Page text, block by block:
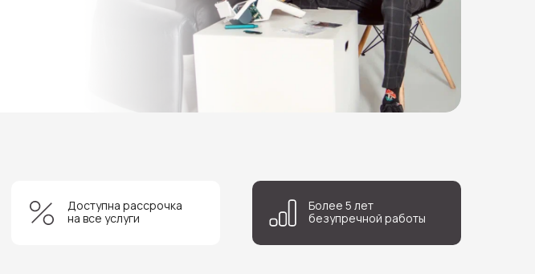
Доступна рассрочка
на все услуги
Более 5 лет
безупречной работы